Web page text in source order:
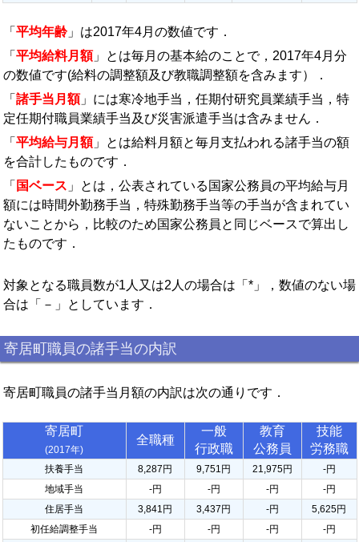
「 平均年齢 」は2017年4月の数値です．
「 平均給料月額」とは毎月の基本給のことで，2017年4月分
の数値です(給料の調整額及び教職調整額を含みます）．
「 諸手当月額」には寒冷地手当，任期付研究員業績手当，特
定任期付職員業績手当及び災害派遣手当は含みません．
「 平均給与月額」とは給料月額と毎月支払われる諸手当の額
を合計したものです．
「 国ベース 」とは，公表されている国家公務員の平均給与月
額には時間外勤務手当，特殊勤務手当等の手当が含まれてい
ないことから，比較のため国家公務員と同じベースで算出し
たものです．
対象となる職員数が1人又は2人の場合は「*」，数値のない場
合は「－」としています．
寄居町職員の諸手当の内訳
寄居町職員の諸手当月額の内訳は次の通りです．
寄居町
(2017年)
全職種
一般
行政職
教育
公務員
技能
労務職
扶養手当 8,287円 9,751円 21,975円
-円
地域手当
-円 -円 -円
-円
住居手当
3,841円 3,437円 -円
5,625円
初任給調整手当
-円 -円 -円
-円